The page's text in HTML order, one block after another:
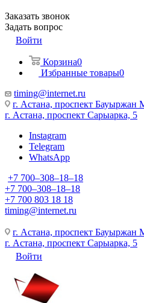
Заказать звонок
Задать вопрос
Войти
Корзина0
Избранные товары0
timing@internet.ru
г. Астана, проспект
г. Астана, проспект Сарыарка, 5
Instagram
Telegram
WhatsApp
+7 700‒308‒18‒18
+7 700‒308‒18‒18
+7 700 803 18 18
timing@internet.ru
г. Астана, проспект
г. Астана, проспект Сарыарка, 5
Войти